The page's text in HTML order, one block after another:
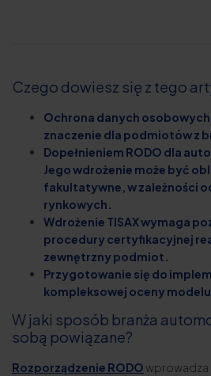
Czego dowiesz się z tego
Ochrona danych
znaczenie dla podmiotów z
Dopełnieniem RODO dla
Jego wdrożenie może być
fakultatywne, w zależności
rynkowych.
Wdrożenie TISAX wymaga
procedury certyfikacyjnej
zewnętrzny podmiot.
Przygotowanie się do
kompleksowej oceny
W jaki sposób branża
sobą powiązane?
Rozporządzenie RODOwprowadza